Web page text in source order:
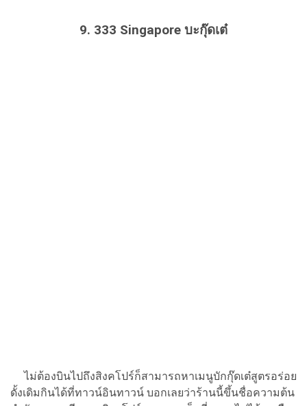
9. 333 Singapore บะกุ๊ดเต๋
ไม่ต้องบินไปถึงสิงคโปร์ก็สามารถหาเมนูบักกุ๊ดเต๋สูตรอร่อย
ดั้งเดิมกินได้ที่ทาวน์อินทาวน์ บอกเลยว่าร้านนี้ขึ้นชื่อความต้น